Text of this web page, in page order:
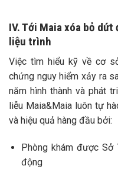
IV. Tới Maia xóa bỏ
liệu trình
Việc tìm hiểu kỹ về cơ
chứng nguy hiểm xảy ra
năm hình thành và phát
liễu Maia&Maia luôn tự
và hiệu quả hàng đầu bởi:
Phòng khám được
động